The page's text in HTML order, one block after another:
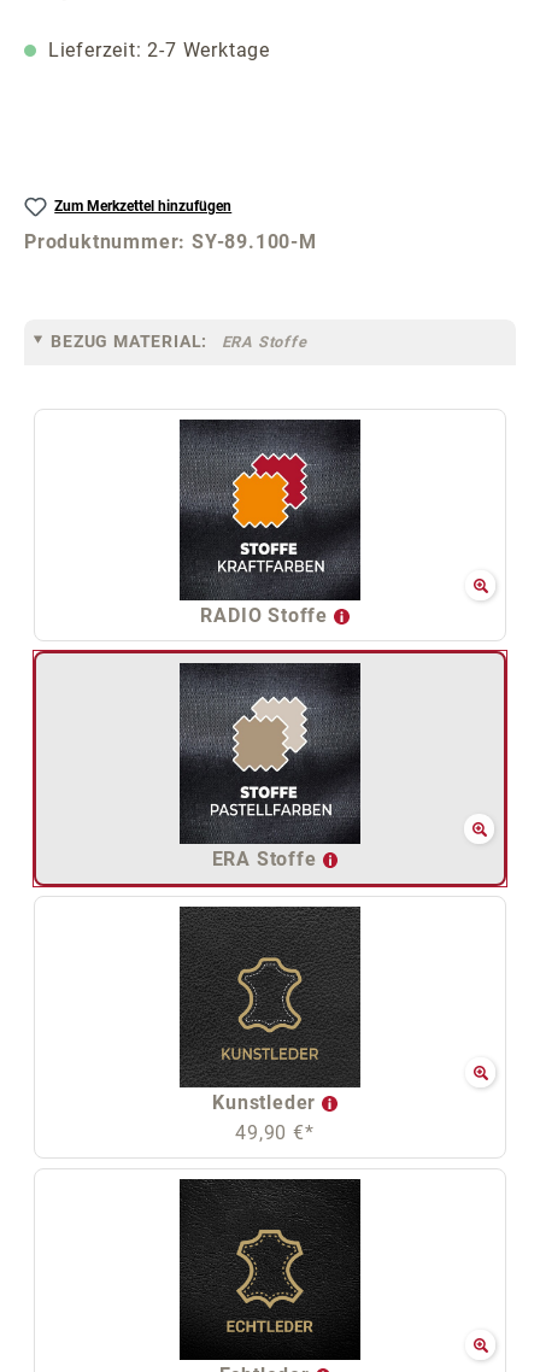
Lieferzeit: 2-7 Werktage
Zum Merkzettel hinzufügen
Produktnummer:SY-89.100-M
BEZUG MATERIAL: ERA Stoffe
RADIO Stoffe
ERA Stoffe
Kunstleder
49,90 €*